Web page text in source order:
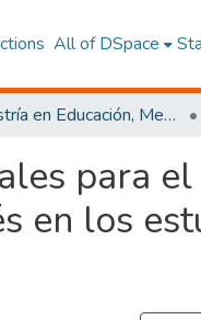
All of DSpace
Maestría en Educación, Mención Innovación y Liderazgo Educativo
para
en los